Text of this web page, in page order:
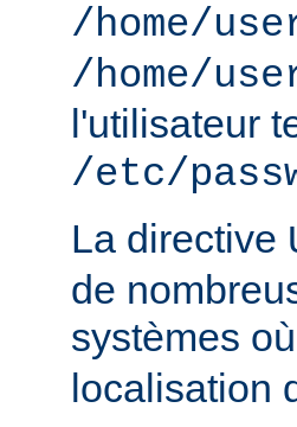
/home/
/home/
l'utilisateur
/etc/
La directive
de
systèmes où
localisation